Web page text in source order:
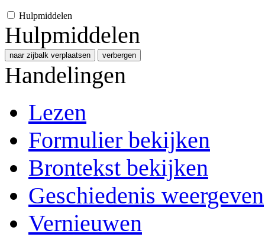
Hulpmiddelen
Hulpmiddelen
naar zijbalk verplaatsen verbergen
Handelingen
Lezen
Formulier bekijken
Brontekst bekijken
Geschiedenis weergeven
Vernieuwen